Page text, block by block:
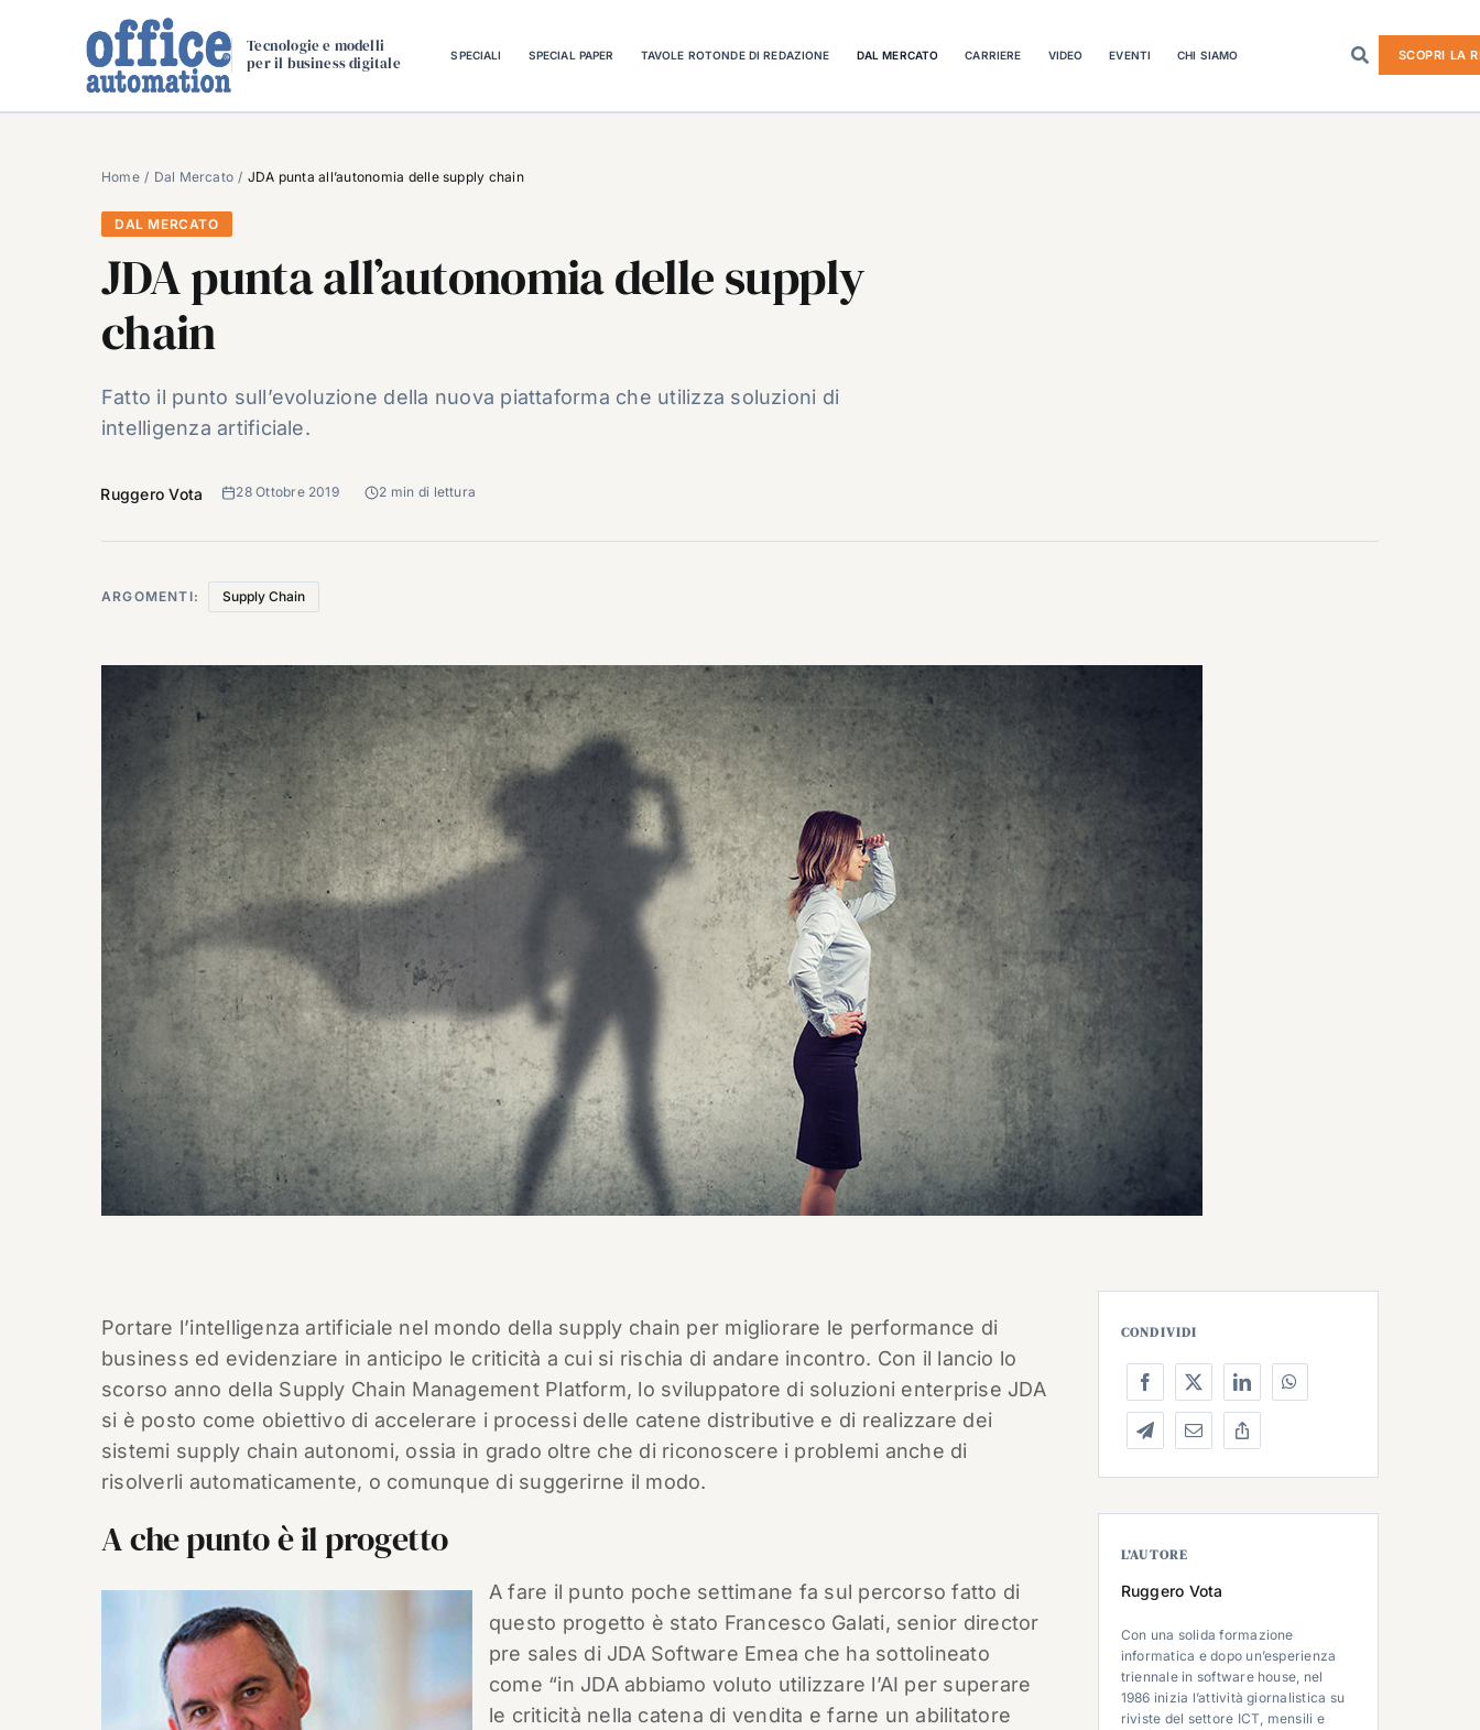
Tecnologie e modelli
per il business digitale
SPECIALI SPECIAL PAPER TAVOLE ROTONDE DI REDAZIONE DAL MERCATO CARRIERE VIDEO EVENTI CHI SIAMO SCOPRI LA
Home Dal Mercato JDA punta all’autonomia delle supply chain
DAL MERCATO
JDA punta all’autonomia delle supply
chain
Fatto il punto sull’evoluzione della nuova piattaforma che utilizza soluzioni di
intelligenza artificiale.
Ruggero Vota 28 Ottobre 2019 2 min di lettura
ARGOMENTI: Supply Chain
Portare l’intelligenza artificiale nel mondo della supply chain per migliorare le performance di
business ed evidenziare in anticipo le criticità a cui si rischia di andare incontro. Con il lancio lo
scorso anno della Supply Chain Management Platform, lo sviluppatore di soluzioni enterprise JDA
si è posto come obiettivo di accelerare i processi delle catene distributive e di realizzare dei
sistemi supply chain autonomi, ossia in grado oltre che di riconoscere i problemi anche di
risolverli automaticamente, o comunque di suggerirne il modo.
A che punto è il progetto
A fare il punto poche settimane fa sul percorso fatto di
questo progetto è stato Francesco Galati, senior director
pre sales di JDA Software Emea che ha sottolineato
come “in JDA abbiamo voluto utilizzare l’AI per superare
le criticità nella catena di vendita e farne un abilitatore
CONDIVIDI
L’AUTORE
Ruggero Vota
Con una solida formazione
informatica e dopo un’esperienza
triennale in software house, nel
1986 inizia l’attività giornalistica su
riviste del settore ICT, mensili e